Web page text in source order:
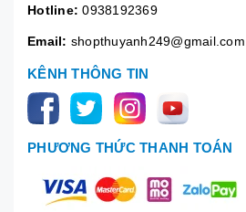
Hotline: 0938192369
Email: shopthuyanh249@gmail.com
KÊNH THÔNG TIN
PHƯƠNG THỨC THANH TOÁN